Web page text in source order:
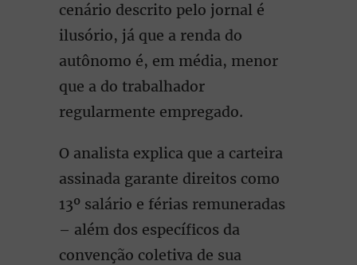
cenário descrito pelo jornal é
ilusório, já que a renda do
autônomo é, em média, menor
que a do trabalhador
regularmente empregado.
O analista explica que a carteira
assinada garante direitos como
13º salário e férias remuneradas
– além dos específicos da
convenção coletiva de sua